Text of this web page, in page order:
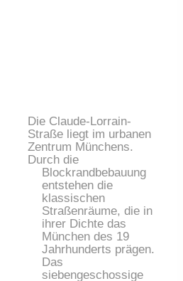
Die Claude-Lorrain-
Straße liegt im urbanen
Zentrum Münchens.
Durch die
Blockrandbebauung
entstehen die
klassischen
Straßenräume, die in
ihrer Dichte das
München des 19
Jahrhunderts prägen.
Das
siebengeschossige